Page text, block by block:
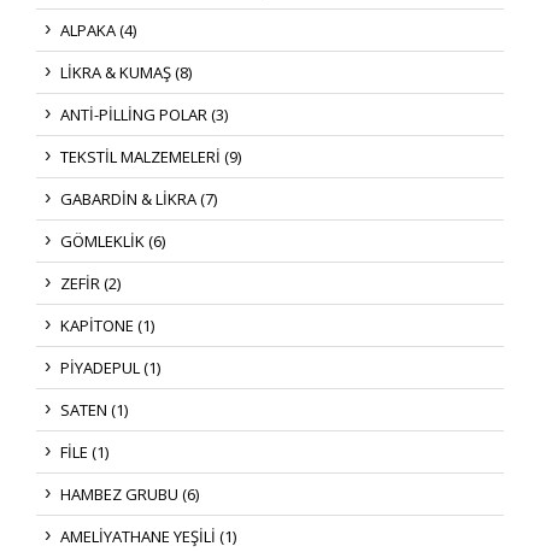
ALPAKA (4)
LİKRA & KUMAŞ (8)
ANTİ-PİLLİNG POLAR (3)
TEKSTİL MALZEMELERİ (9)
GABARDİN & LİKRA (7)
GÖMLEKLİK (6)
ZEFİR (2)
KAPİTONE (1)
PİYADEPUL (1)
SATEN (1)
FİLE (1)
HAMBEZ GRUBU (6)
AMELİYATHANE YEŞİLİ (1)